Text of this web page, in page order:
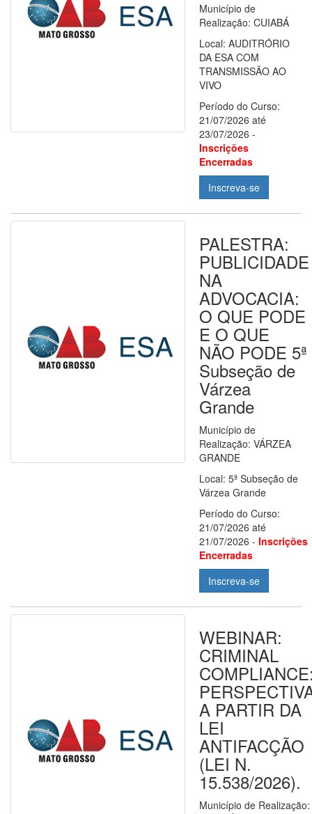
Município de
Realização: CUIABÁ
Local: AUDITRÓRIO
DA ESA COM
TRANSMISSÃO AO
VIVO
Período do Curso:
21/07/2026 até
23/07/2026 -
Inscrições
Encerradas
Inscreva-se
PALESTRA:
PUBLICIDADE
NA
ADVOCACIA:
O QUE PODE
E O QUE
NÃO PODE 5ª
Subseção de
Várzea
Grande
Município de
Realização: VÁRZEA
GRANDE
Local: 5ª Subseção de
Várzea Grande
Período do Curso:
21/07/2026 até
21/07/2026 - Inscrições
Encerradas
Inscreva-se
WEBINAR:
CRIMINAL
A PARTIR DA
LEI
ANTIFACÇÃO
(LEI N.
15.538/2026).
Município de Realização: